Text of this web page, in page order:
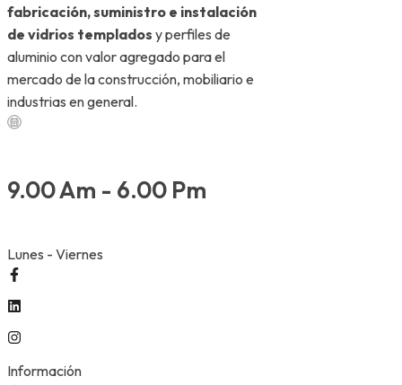
fabricación, suministro e instalación
de vidrios templados y perfiles de
aluminio con valor agregado para el
mercado de la construcción, mobiliario e
industrias en general.
9.00 Am - 6.00 Pm
Lunes - Viernes
Información